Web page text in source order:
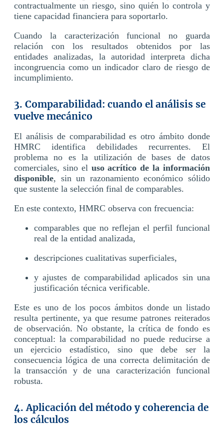
contractualmente un riesgo, sino quién lo controla y
tiene capacidad financiera para soportarlo.
Cuando la caracterización funcional no guarda
relación con los resultados obtenidos por las
entidades analizadas, la autoridad interpreta dicha
incongruencia como un indicador claro de riesgo de
incumplimiento.
3. Comparabilidad: cuando el análisis se
vuelve mecánico
El análisis de comparabilidad es otro ámbito donde
HMRC identifica debilidades recurrentes. El
problema no es la utilización de bases de datos
comerciales, sino el uso acrítico de la información
disponible, sin un razonamiento económico sólido
que sustente la selección final de comparables.
En este contexto, HMRC observa con frecuencia:
comparables que no reflejan el perfil funcional
real de la entidad analizada,
descripciones cualitativas superficiales,
y ajustes de comparabilidad aplicados sin una
justificación técnica verificable.
Este es uno de los pocos ámbitos donde un listado
resulta pertinente, ya que resume patrones reiterados
de observación. No obstante, la crítica de fondo es
conceptual: la comparabilidad no puede reducirse a
un ejercicio estadístico, sino que debe ser la
consecuencia lógica de una correcta delimitación de
la transacción y de una caracterización funcional
robusta.
4. Aplicación del método y coherencia de
los cálculos